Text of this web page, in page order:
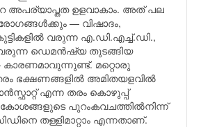
അപര്യാപ്തത ഉളവാകാം. അത് പല
രോഗങ്ങള്‍ക്കും — വിഷാദം,
വരുന്ന എ.ഡി.എച്ച്.ഡി.,
ഡെമന്‍ഷ്യ തുടങ്ങിയ
മറ്റൊരു
ഭക്ഷണങ്ങളില്‍ അമിതയളവില്‍
എന്ന തരം കൊഴുപ്പ്
കോശങ്ങളുടെ പുറംകവചത്തില്‍നിന്ന്
തള്ളിമാറ്റാം എന്നതാണ്.